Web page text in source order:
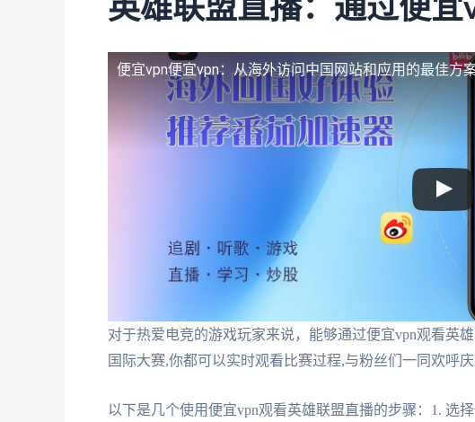
英雄联盟直播：通过便
便宜vpn便宜vpn：从海外访问中国网站和应用的最佳方
对于热爱电竞的游戏玩家来说，能够通过便宜vpn观看英
国际大赛,你都可以实时观看比赛过程,与粉丝们一同欢呼庆
以下是几个使用便宜vpn观看英雄联盟直播的步骤：1. 选